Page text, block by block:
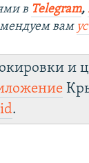
в Telegram,
вам
и
.